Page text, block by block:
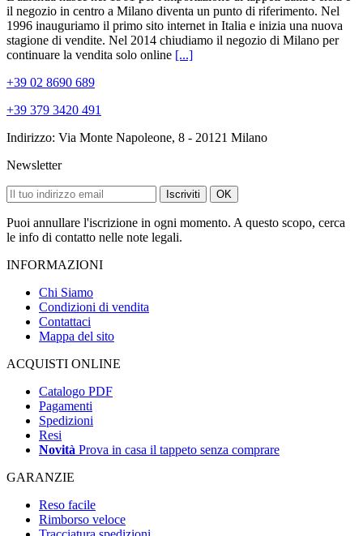
il negozio in centro a Milano diventa un punto di riferimento. Nel
1996 inauguriamo il primo sito internet in Italia e inizia una nuova
stagione di vendite. Nel 2014 chiudiamo il negozio di Milano per
continuare la vendita solo online [...]
+39 02 8690 689
+39 379 3420 491
Indirizzo: Via Monte Napoleone, 8 - 20121 Milano
Newsletter
Iscriviti OK
Puoi annullare l'iscrizione in ogni momento. A questo scopo, cerca
le info di contatto nelle note legali.
INFORMAZIONI
Chi Siamo
Condizioni di vendita
Contattaci
Mappa del sito
ACQUISTI ONLINE
Catalogo PDF
Pagamenti
Spedizioni
Resi
Novità Prova in casa il tappeto senza comprare
GARANZIE
Reso facile
Rimborso veloce